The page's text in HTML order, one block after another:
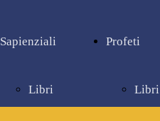
Sapienziali
Libri
Profeti
Libri